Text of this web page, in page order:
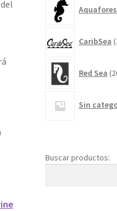
CaribSea
Red Sea
Sin
Buscar productos: